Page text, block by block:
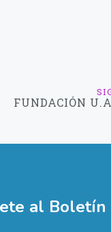
FUNDACIÓN
al Boletín